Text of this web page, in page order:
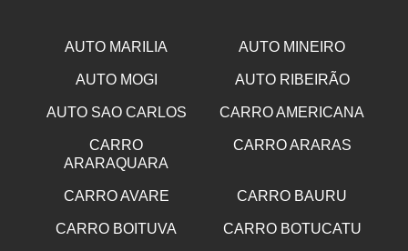
AUTO MARILIA AUTO MINEIRO
AUTO MOGI AUTO RIBEIRÃO
AUTO SAO CARLOS CARRO AMERICANA
CARRO
ARARAQUARA
CARRO ARARAS
CARRO AVARE CARRO BAURU
CARRO BOITUVA CARRO BOTUCATU